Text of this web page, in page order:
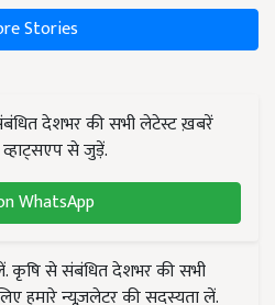
Stories
देशभर की सभी लेटेस्ट ख़बरें
से जुड़ें.
WhatsApp
कृषि से संबंधित देशभर की सभी
हमारे न्यूज़लेटर की सदस्यता लें.